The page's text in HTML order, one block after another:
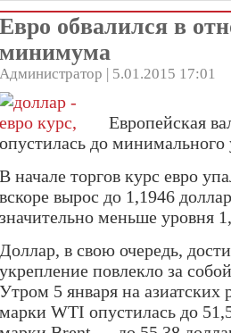
Евро обвалился в
минимума
Администратор | 5.01.2015 17:01
Европейская
опустилась до минимального
В начале торгов курс евро
вскоре вырос до 1,1946
значительно меньше уровня
Доллар, в свою очередь,
укрепление повлекло за
Утром 5 января на
марки WTI опустилась до